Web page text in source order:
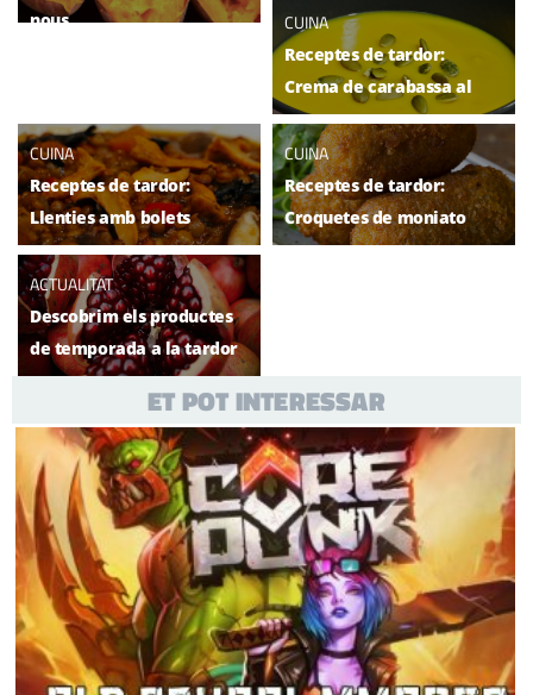
nous
CUINA
Receptes de tardor:
Crema de carabassa al
curry
CUINA
Receptes de tardor:
Llenties amb bolets
CUINA
Receptes de tardor:
Croquetes de moniato
ACTUALITAT
Descobrim els productes
de temporada a la tardor
ET POT INTERESSAR